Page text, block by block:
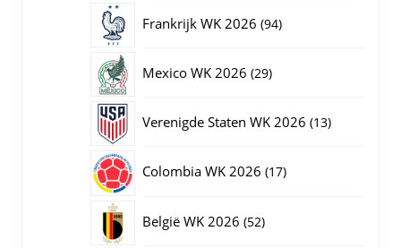
Frankrijk WK 2026 9494
Mexico WK 2026 2929
Verenigde Staten WK 2026 1313
Colombia WK 2026 1717
België WK 2026 5252